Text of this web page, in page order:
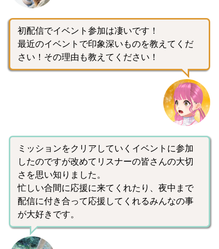
初配信でイベント参加は凄いです！
最近のイベントで印象深いものを教えてくだ
さい！その理由も教えてください！
ミッションをクリアしていくイベントに参加
したのですが改めてリスナーの皆さんの大切
さを思い知りました。
忙しい合間に応援に来てくれたり、夜中まで
配信に付き合って応援してくれるみんなの事
が大好きです。